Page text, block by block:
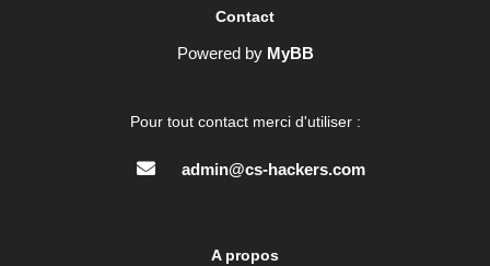
Contact
Powered by MyBB
Pour tout contact merci d'utiliser :
admin@cs-hackers.com
A propos